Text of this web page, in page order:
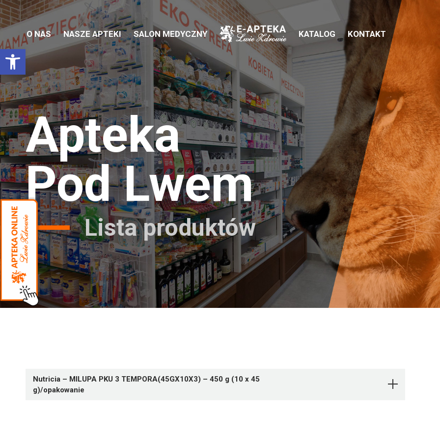
Otwórz pasek narzędzi
O NAS NASZE APTEKI SALON MEDYCZNY KATALOG KONTAKT
Apteka
Pod Lwem
Lista produktów
Nutricia – MILUPA PKU 3 TEMPORA(45GX10X3) – 450 g (10 x 45
g)/opakowanie